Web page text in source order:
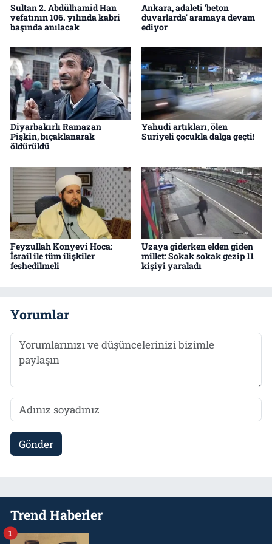
Sultan 2. Abdülhamid Han
vefatının 106. yılında kabri
başında anılacak
Ankara, adaleti 'beton
duvarlarda' aramaya devam
ediyor
Diyarbakırlı Ramazan
Pişkin, bıçaklanarak
öldürüldü
Yahudi artıkları, ölen
Suriyeli çocukla dalga geçti!
Feyzullah Konyevi Hoca:
İsrail ile tüm ilişkiler
feshedilmeli
Uzaya giderken elden giden
millet: Sokak sokak gezip 11
kişiyi yaraladı
Yorumlar
Gönder
Trend Haberler
1